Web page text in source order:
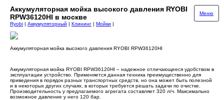
Аккумуляторная мойка высокого давления RYOBI
RPW36120HI в москве
Меню
Ryobi | Аккумуляторный | Клининг | Мойки |
Аккумуляторная мойка высокого давления RYOBI RPW36120HI
Аккумуляторная мойка RYOBI RPW36120HI – надежное отличающееся удобством в
эксплуатации устройство. Применяется данная техника преимущественно для
приведения в порядок разных транспортных средств, но она может быть полезной
и в некоторых других случаях, в которых требуется решать задачи по очистке.
Производительность у предлагаемого агрегата составляет 320 л/ч. Максимально
возможное давление у него 120 бар.